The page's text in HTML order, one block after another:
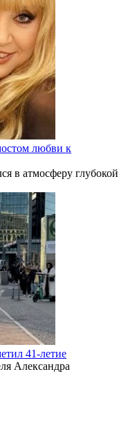
любви к
в атмосферу глубокой
41-летие
Александра